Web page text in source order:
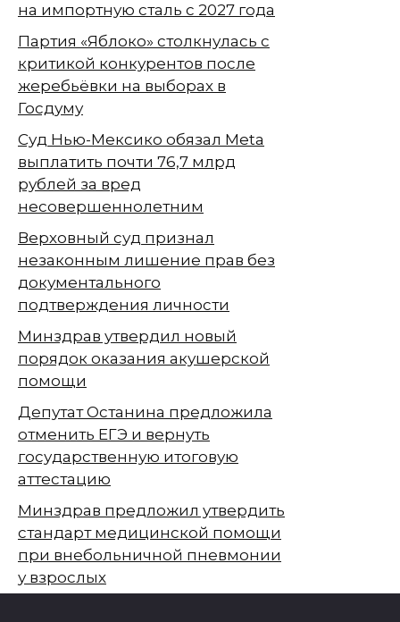
на импортную сталь с 2027 года
Партия «Яблоко» столкнулась с
критикой конкурентов после
жеребьёвки на выборах в
Госдуму
Суд Нью-Мексико обязал Meta
выплатить почти 76,7 млрд
рублей за вред
несовершеннолетним
Верховный суд признал
незаконным лишение прав без
документального
подтверждения личности
Минздрав утвердил новый
порядок оказания акушерской
помощи
Депутат Останина предложила
отменить ЕГЭ и вернуть
государственную итоговую
аттестацию
Минздрав предложил утвердить
стандарт медицинской помощи
при внебольничной пневмонии
у взрослых